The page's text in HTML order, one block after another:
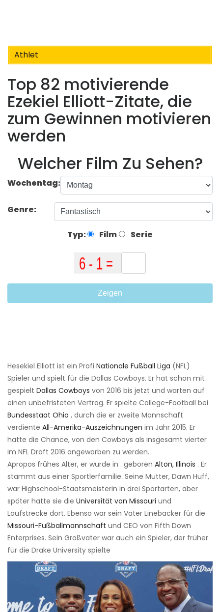
Athlet
Top 82 motivierende
Ezekiel Elliott-Zitate, die
zum Gewinnen motivieren
werden
Welcher Film Zu Sehen?
Wochentag:
Genre:
Typ: Film Serie
Zeigen
Hesekiel Elliott ist ein Profi Nationale Fußball Liga (NFL)
Spieler und spielt für die Dallas Cowboys. Er hat schon mit
gespielt Dallas Cowboys von 2016 bis jetzt und warten auf
einen unbefristeten Vertrag. Er spielte College-Football bei
Bundesstaat Ohio , durch die er zweite Mannschaft
verdiente All-Amerika-Auszeichnungen im Jahr 2015. Er
hatte die Chance, von den Cowboys als insgesamt vierter
im NFL Draft 2016 angeworben zu werden.
Apropos frühes Alter, er wurde in . geboren Alton, Illinois . Er
stammt aus einer Sportlerfamilie. Seine Mutter, Dawn Huff,
war Highschool-Staatsmeisterin in drei Sportarten, aber
später hatte sie die Universität von Missouri und
Laufstrecke dort. Ebenso war sein Vater Linebacker für die
Missouri-Fußballmannschaft und CEO von Fifth Down
Enterprises. Sein Großvater war auch ein Spieler, der früher
für die Drake University spielte